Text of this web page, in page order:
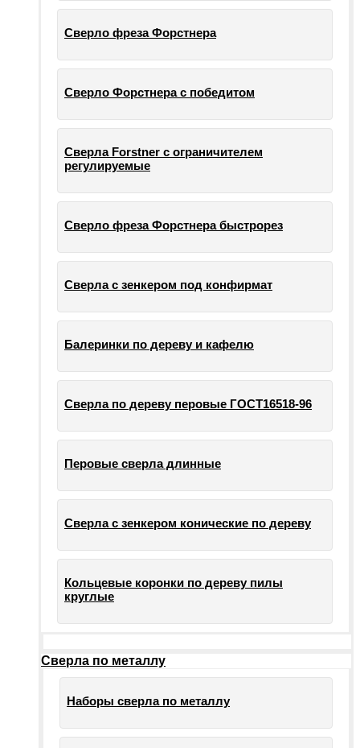
Сверло фреза Форстнера
Сверло Форстнера с победитом
Сверла Forstner с ограничителем
регулируемые
Сверло фреза Форстнера быстрорез
Сверла с зенкером под конфирмат
Балеринки по дереву и кафелю
Сверла по дереву перовые ГОСТ16518-96
Перовые сверла длинные
Сверла с зенкером конические по дереву
Кольцевые коронки по дереву пилы
круглые
Сверла по металлу
Наборы сверла по металлу